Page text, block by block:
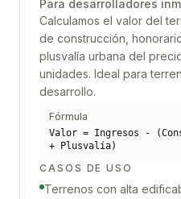
Para desarrolladores
Calculamos el valor del
de construcción,
plusvalía urbana del
unidades. Ideal para
desarrollo.
Fórmula
Valor = Ingresos -
+ Plusvalía)
CASOS DE USO
Terrenos con alta